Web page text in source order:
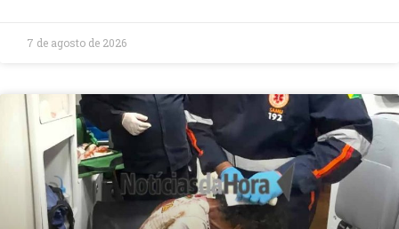
7 de agosto de 2026